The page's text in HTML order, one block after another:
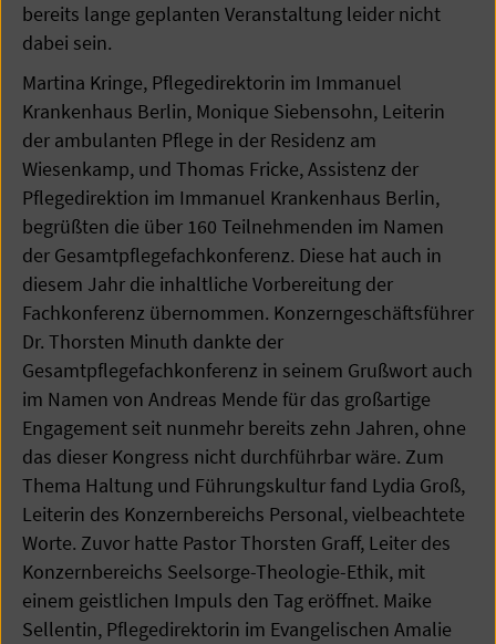
bereits lange geplanten Veranstaltung leider nicht
dabei sein.
Martina Kringe, Pflegedirektorin im Immanuel
Krankenhaus Berlin, Monique Siebensohn, Leiterin
der ambulanten Pflege in der Residenz am
Wiesenkamp, und Thomas Fricke, Assistenz der
Pflegedirektion im Immanuel Krankenhaus Berlin,
begrüßten die über 160 Teilnehmenden im Namen
der Gesamtpflegefachkonferenz. Diese hat auch in
diesem Jahr die inhaltliche Vorbereitung der
Fachkonferenz übernommen. Konzerngeschäftsführer
Dr. Thorsten Minuth dankte der
Gesamtpflegefachkonferenz in seinem Grußwort auch
im Namen von Andreas Mende für das großartige
Engagement seit nunmehr bereits zehn Jahren, ohne
das dieser Kongress nicht durchführbar wäre. Zum
Thema Haltung und Führungskultur fand Lydia Groß,
Leiterin des Konzernbereichs Personal, vielbeachtete
Worte. Zuvor hatte Pastor Thorsten Graff, Leiter des
Konzernbereichs Seelsorge-Theologie-Ethik, mit
einem geistlichen Impuls den Tag eröffnet. Maike
Sellentin, Pflegedirektorin im Evangelischen Amalie